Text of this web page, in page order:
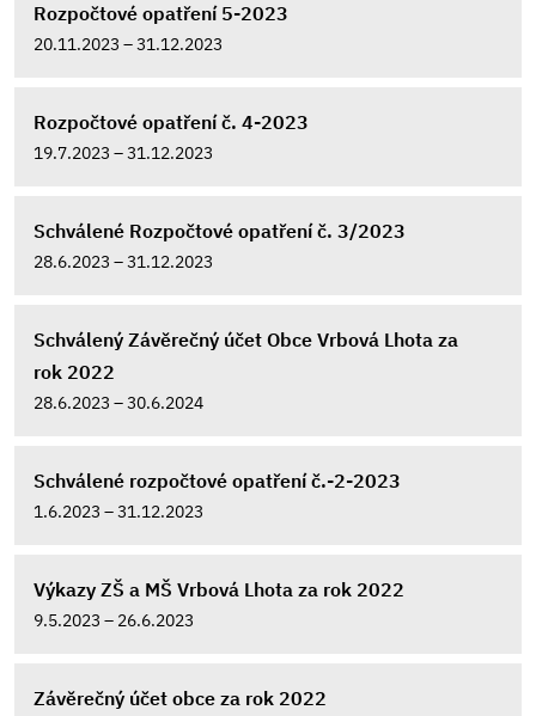
Rozpočtové opatření 5-2023
20.11.2023 – 31.12.2023
Rozpočtové opatření č. 4-2023
19.7.2023 – 31.12.2023
Schválené Rozpočtové opatření č. 3/2023
28.6.2023 – 31.12.2023
Schválený Závěrečný účet Obce Vrbová Lhota za
rok 2022
28.6.2023 – 30.6.2024
Schválené rozpočtové opatření č.-2-2023
1.6.2023 – 31.12.2023
Výkazy ZŠ a MŠ Vrbová Lhota za rok 2022
9.5.2023 – 26.6.2023
Závěrečný účet obce za rok 2022